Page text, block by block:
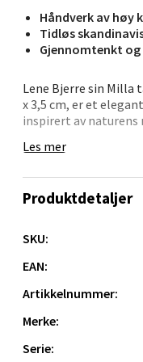
Håndverk av høy
Tidløs
Gjennomtenkt
Lene Bjerre sin Milla
x 3,5 cm, er et
inspirert av naturens
en reaktiv finish, noe
Tallerkenen har en
tidløse hvite fargen
kombinasjon med
Les mer
Produktdetaljer
SKU:
EAN:
Artikkelnummer:
Merke:
Serie:
Bergen -
Folke
Åpent i dag 10-21
0 i butikk
Oppdal -
Aunasenteret,
Åpent i dag 10-19